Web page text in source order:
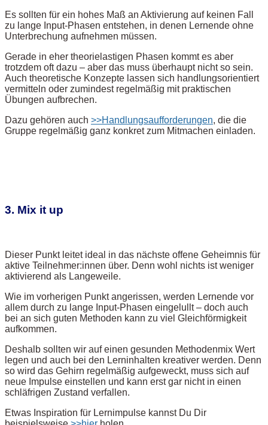
Es sollten für ein hohes Maß an Aktivierung auf keinen Fall
zu lange Input-Phasen entstehen, in denen Lernende ohne
Unterbrechung aufnehmen müssen.
Gerade in eher theorielastigen Phasen kommt es aber
trotzdem oft dazu – aber das muss überhaupt nicht so sein.
Auch theoretische Konzepte lassen sich handlungsorientiert
vermitteln oder zumindest regelmäßig mit praktischen
Übungen aufbrechen.
Dazu gehören auch >>Handlungsaufforderungen, die die
Gruppe regelmäßig ganz konkret zum Mitmachen einladen.
3. Mix it up
Dieser Punkt leitet ideal in das nächste offene Geheimnis für
aktive Teilnehmer:innen über. Denn wohl nichts ist weniger
aktivierend als Langeweile.
Wie im vorherigen Punkt angerissen, werden Lernende vor
allem durch zu lange Input-Phasen eingelullt – doch auch
bei an sich guten Methoden kann zu viel Gleichförmigkeit
aufkommen.
Deshalb sollten wir auf einen gesunden Methodenmix Wert
legen und auch bei den Lerninhalten kreativer werden. Denn
so wird das Gehirn regelmäßig aufgeweckt, muss sich auf
neue Impulse einstellen und kann erst gar nicht in einen
schläfrigen Zustand verfallen.
Etwas Inspiration für Lernimpulse kannst Du Dir